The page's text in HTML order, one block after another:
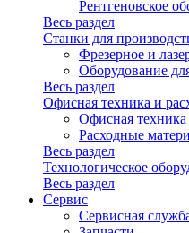
Рентгеновское
Весь раздел
Станки для
Фрезерное и
Оборудование
Весь раздел
Офисная техника и
Офисная техника
Расходные
Весь раздел
Технологическое
Весь раздел
Сервис
Сервисная